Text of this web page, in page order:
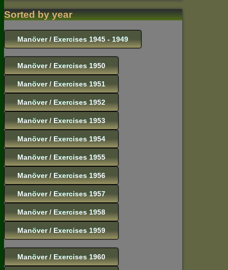
Sorted by year
Manöver / Exercises 1945 - 1949
Manöver / Exercises 1950
Manöver / Exercises 1951
Manöver / Exercises 1952
Manöver / Exercises 1953
Manöver / Exercises 1954
Manöver / Exercises 1955
Manöver / Exercises 1956
Manöver / Exercises 1957
Manöver / Exercises 1958
Manöver / Exercises 1959
Manöver / Exercises 1960